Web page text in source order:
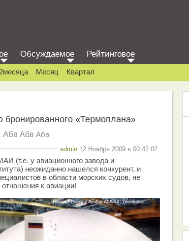
Обсуждаемое Рейтинговое
Месяц Квартал
бронированного «Термоплана»
Абв Абв Абв
admin 12 Ноября 2009 в 00:42:02
(т.е. у авиационного завода и
неожиданно нашелся конкурент, и
в области морских судов, не
к авиации!